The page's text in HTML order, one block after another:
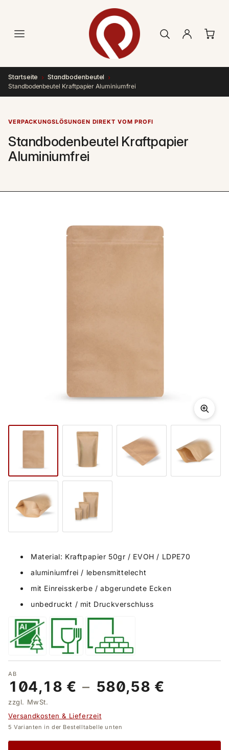
Startseite › Standbodenbeutel ›
Standbodenbeutel Kraftpapier Aluminiumfrei
VERPACKUNGSLÖSUNGEN DIREKT VOM PROFI
Standbodenbeutel Kraftpapier
Aluminiumfrei
Material: Kraftpapier 50gr / EVOH / LDPE70
aluminiumfrei / lebensmittelecht
mit Einreisskerbe / abgerundete Ecken
unbedruckt / mit Druckverschluss
AB
104,18 € – 580,58 €
zzgl. MwSt.
Versandkosten & Lieferzeit
5 Varianten in der Bestelltabelle unten